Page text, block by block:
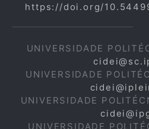
https://doi.org/
UNIVERSIDADE
UNIVERSIDADE
UNIVERSIDADE
UNIVERSIDADE